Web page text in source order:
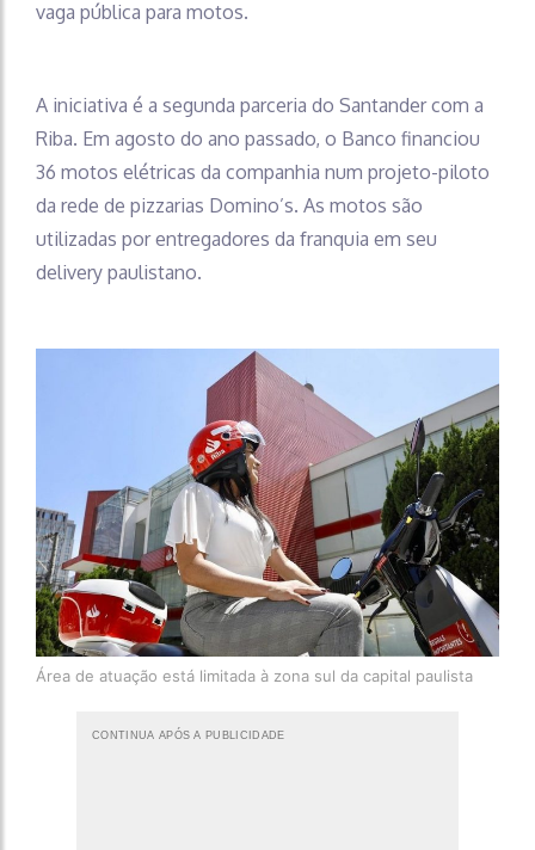
vaga pública para motos.
A iniciativa é a segunda parceria do Santander com a
Riba. Em agosto do ano passado, o Banco financiou
36 motos elétricas da companhia num projeto-piloto
da rede de pizzarias Domino’s. As motos são
utilizadas por entregadores da franquia em seu
delivery paulistano.
Área de atuação está limitada à zona sul da capital paulista
CONTINUA APÓS A PUBLICIDADE